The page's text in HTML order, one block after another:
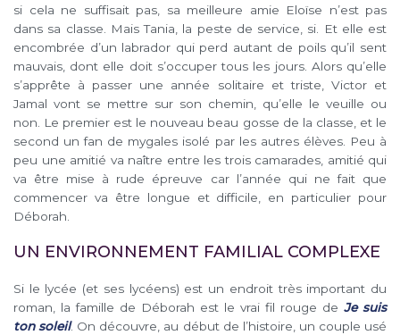
si cela ne suffisait pas, sa meilleure amie Eloïse n’est pas
dans sa classe. Mais Tania, la peste de service, si. Et elle est
encombrée d’un labrador qui perd autant de poils qu’il sent
mauvais, dont elle doit s’occuper tous les jours. Alors qu’elle
s’apprête à passer une année solitaire et triste, Victor et
Jamal vont se mettre sur son chemin, qu’elle le veuille ou
non. Le premier est le nouveau beau gosse de la classe, et le
second un fan de mygales isolé par les autres élèves. Peu à
peu une amitié va naître entre les trois camarades, amitié qui
va être mise à rude épreuve car l’année qui ne fait que
commencer va être longue et difficile, en particulier pour
Déborah.
UN ENVIRONNEMENT FAMILIAL COMPLEXE
Si le lycée (et ses lycéens) est un endroit très important du
roman, la famille de Déborah est le vrai fil rouge de Je suis
ton soleil. On découvre, au début de l’histoire, un couple usé